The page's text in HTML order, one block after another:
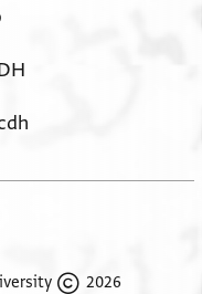
2026 The Trustees of Princeton University